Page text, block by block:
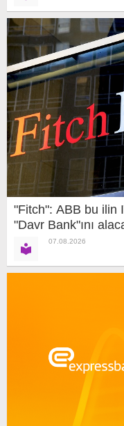
"Fitch": ABB bu ilin
"Davr Bank"ını
07.08.2026